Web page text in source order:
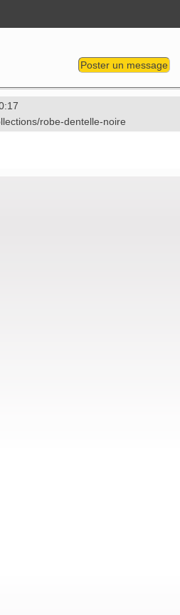
Poster un message
robe-dentelle-noire